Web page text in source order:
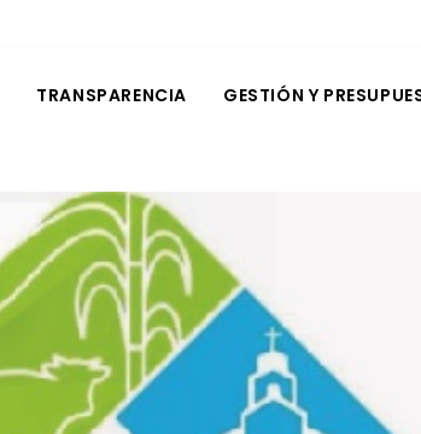
TRANSPARENCIA GESTIÓN Y